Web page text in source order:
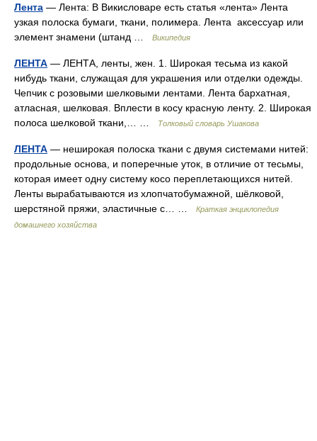
Лента — Лента: В Викисловаре есть статья «лента» Лента
узкая полоска бумаги, ткани, полимера. Лента аксессуар или
элемент знамени (штанд …
Википедия
ЛЕНТА — ЛЕНТА, ленты, жен. 1. Широкая тесьма из какой
нибудь ткани, служащая для украшения или отделки одежды.
Чепчик с розовыми шелковыми лентами. Лента бархатная,
атласная, шелковая. Вплести в косу красную ленту. 2. Широкая
полоса шелковой ткани,… …
Толковый словарь Ушакова
ЛЕНТА — неширокая полоска ткани с двумя системами нитей:
продольные основа, и поперечные уток, в отличие от тесьмы,
которая имеет одну систему косо переплетающихся нитей.
Ленты вырабатываются из хлопчатобумажной, шёлковой,
шерстяной пряжи, эластичные с… …
Краткая энциклопедия
домашнего хозяйства